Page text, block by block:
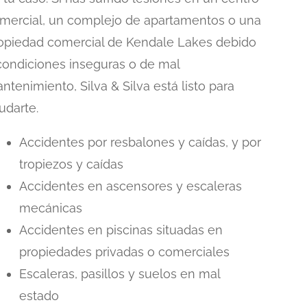
un complejo de apartamentos o una
comercial de Kendale Lakes debido
inseguras o de mal
Silva & Silva está listo para
Accidentes por resbalones y caídas, y por
tropiezos y caídas
Accidentes en ascensores y escaleras
mecánicas
Accidentes en piscinas situadas en
propiedades privadas o comerciales
Escaleras, pasillos y suelos en mal
estado